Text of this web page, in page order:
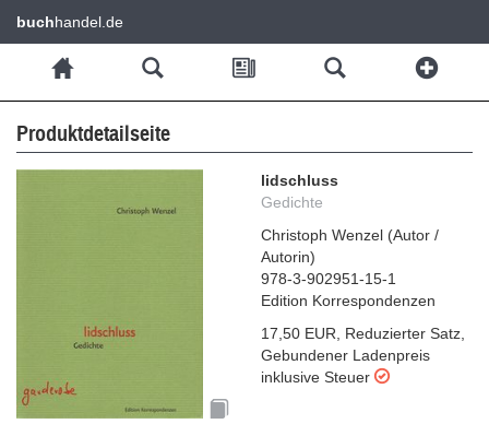
buchhandel.de
Produktdetailseite
lidschluss
Gedichte
Christoph Wenzel (Autor /
Autorin)
978-3-902951-15-1
Edition Korrespondenzen
17,50 EUR
Reduzierter Satz
Gebundener Ladenpreis
inklusive Steuer